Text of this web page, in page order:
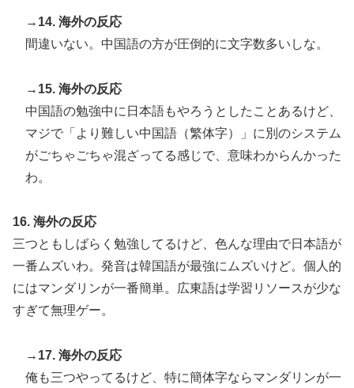
→14. 海外の反応
間違いない。中国語の方が圧倒的に文字数多いしな。
→15. 海外の反応
中国語の勉強中に日本語もやろうとしたことあるけど、
マジで「より難しい中国語（繁体字）」に別のシステム
がごちゃごちゃ混ざってる感じで、意味わからんかった
わ。
16. 海外の反応
三つともしばらく勉強してるけど、色んな理由で日本語が
一番ムズいわ。発音は韓国語が最強にムズいけど。個人的
にはマンダリンが一番簡単。広東語は学習リソースが少な
すぎて無理ゲー。
→17. 海外の反応
俺も三つやってるけど、特に簡体字ならマンダリンが一